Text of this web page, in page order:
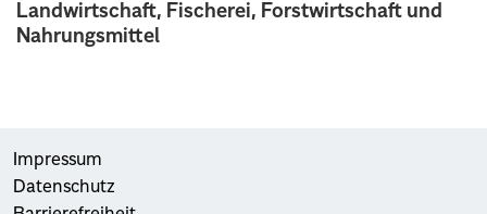
Landwirtschaft, Fischerei, Forstwirtschaft und
Nahrungsmittel
Impressum
Datenschutz